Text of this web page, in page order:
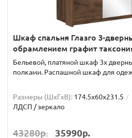
Шкаф спальня Глазго 3-
обрамлением графит
Бельевой, платяной шкаф 3х
полками. Распашной шкаф для
Размеры (ШxГxВ): 174.5x60x231.5
ЛДСП / зеркало
43280р. 35990р.